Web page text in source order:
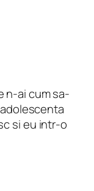
n-ai cum sa-
si eu intr-o